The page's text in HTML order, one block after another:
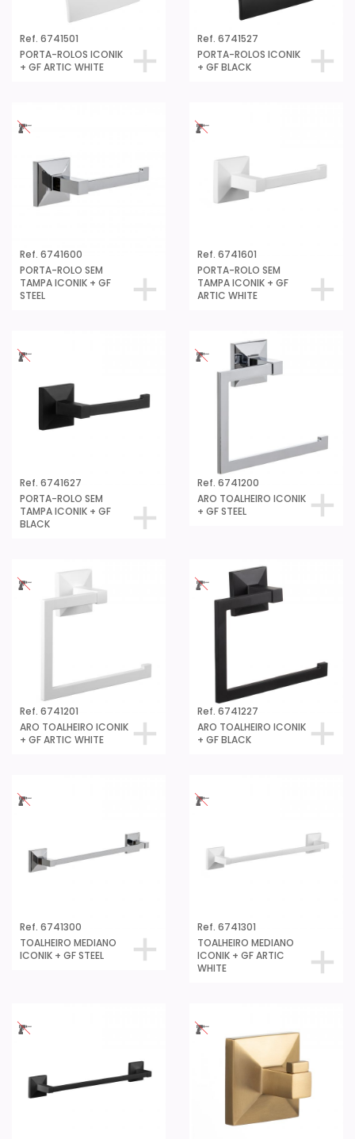
Ref. 6741501
PORTA-ROLOS ICONIK
+ GF ARTIC WHITE
Ref. 6741527
PORTA-ROLOS ICONIK
+ GF BLACK
Ref. 6741600
PORTA-ROLO SEM
TAMPA ICONIK + GF
STEEL
Ref. 6741601
PORTA-ROLO SEM
TAMPA ICONIK + GF
ARTIC WHITE
Ref. 6741627
PORTA-ROLO SEM
TAMPA ICONIK + GF
BLACK
Ref. 6741200
ARO TOALHEIRO ICONIK
+ GF STEEL
Ref. 6741201
ARO TOALHEIRO ICONIK
+ GF ARTIC WHITE
Ref. 6741227
ARO TOALHEIRO ICONIK
+ GF BLACK
Ref. 6741300
TOALHEIRO MEDIANO
ICONIK + GF STEEL
Ref. 6741301
TOALHEIRO MEDIANO
ICONIK + GF ARTIC
WHITE